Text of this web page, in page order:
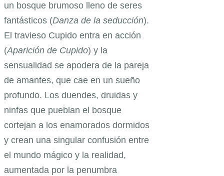
un bosque brumoso lleno de seres
fantásticos (Danza de la seducción).
El travieso Cupido entra en acción
(Aparición de Cupido) y la
sensualidad se apodera de la pareja
de amantes, que cae en un sueño
profundo. Los duendes, druidas y
ninfas que pueblan el bosque
cortejan a los enamorados dormidos
y crean una singular confusión entre
el mundo mágico y la realidad,
aumentada por la penumbra